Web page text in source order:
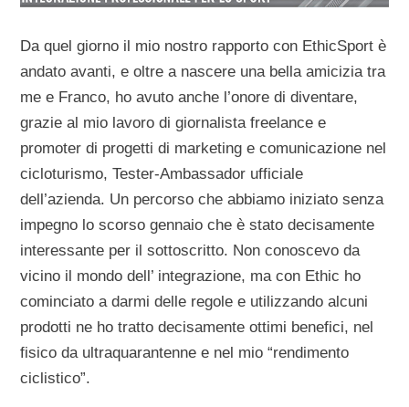
Da quel giorno il mio nostro rapporto con EthicSport è
andato avanti, e oltre a nascere una bella amicizia tra
me e Franco, ho avuto anche l’onore di diventare,
grazie al mio lavoro di giornalista freelance e
promoter di progetti di marketing e comunicazione nel
cicloturismo, Tester-Ambassador ufficiale
dell’azienda. Un percorso che abbiamo iniziato senza
impegno lo scorso gennaio che è stato decisamente
interessante per il sottoscritto. Non conoscevo da
vicino il mondo dell’ integrazione, ma con Ethic ho
cominciato a darmi delle regole e utilizzando alcuni
prodotti ne ho tratto decisamente ottimi benefici, nel
fisico da ultraquarantenne e nel mio “rendimento
ciclistico”.